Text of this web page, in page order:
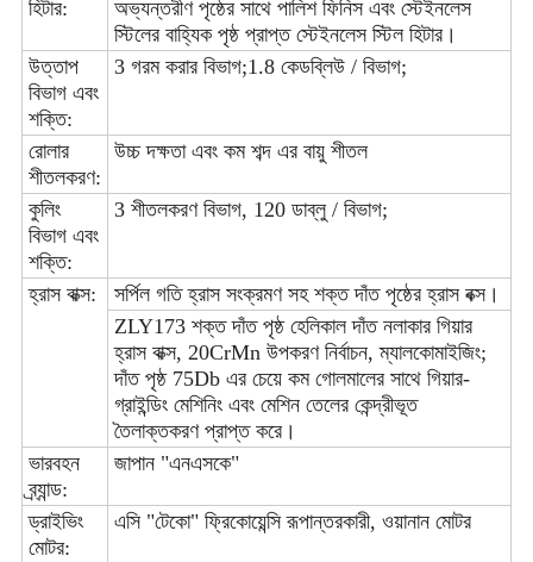
হিটার:
অভ্যন্তরীণ পৃষ্ঠের সাথে পালিশ ফিনিস এবং স্টেইনলেস
স্টিলের বাহ্যিক পৃষ্ঠ প্রাপ্ত স্টেইনলেস স্টিল হিটার।
উত্তাপ
বিভাগ এবং
শক্তি:
3 গরম করার বিভাগ;1.8 কেডব্লিউ / বিভাগ;
রোলার
শীতলকরণ:
উচ্চ দক্ষতা এবং কম শব্দ এর বায়ু শীতল
কুলিং
বিভাগ এবং
শক্তি:
3 শীতলকরণ বিভাগ, 120 ডাব্লু / বিভাগ;
হ্রাস বাক্স:
সর্পিল গতি হ্রাস সংক্রমণ সহ শক্ত দাঁত পৃষ্ঠের হ্রাস বক্স।
ZLY173 শক্ত দাঁত পৃষ্ঠ হেলিকাল দাঁত নলাকার গিয়ার
হ্রাস বাক্স, 20CrMn উপকরণ নির্বাচন, ম্যালকোমাইজিং;
দাঁত পৃষ্ঠ 75Db এর চেয়ে কম গোলমালের সাথে গিয়ার-
গ্রাইন্ডিং মেশিনিং এবং মেশিন তেলের কেন্দ্রীভূত
তৈলাক্তকরণ প্রাপ্ত করে।
ভারবহন
ব্র্যান্ড:
জাপান "এনএসকে"
ড্রাইভিং
মোটর:
এসি "টেকো" ফ্রিকোয়েন্সি রূপান্তরকারী, ওয়ানান মোটর